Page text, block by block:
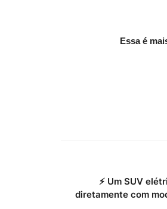
Essa é
⚡ Um SUV
diretamente com